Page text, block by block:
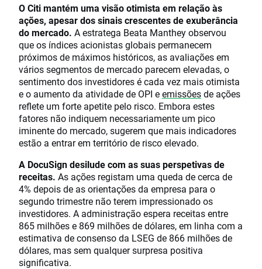
O Citi mantém uma visão otimista em relação às
ações, apesar dos sinais crescentes de exuberância
do mercado. A estratega Beata Manthey observou
que os índices acionistas globais permanecem
próximos de máximos históricos, as avaliações em
vários segmentos de mercado parecem elevadas, o
sentimento dos investidores é cada vez mais otimista
e o aumento da atividade de OPI eemissõesde ações
reflete um forte apetite pelo risco. Embora estes
fatores não indiquem necessariamente um pico
iminente do mercado, sugerem que mais indicadores
estão a entrar em território de risco elevado.
A DocuSign desilude com as suas perspetivas de
receitas. As ações registam uma queda de cerca de
4% depois de as orientações da empresa para o
segundo trimestre não terem impressionado os
investidores. A administração espera receitas entre
865 milhões e 869 milhões de dólares, em linha com a
estimativa de consenso da LSEG de 866 milhões de
dólares, mas sem qualquer surpresa positiva
significativa.